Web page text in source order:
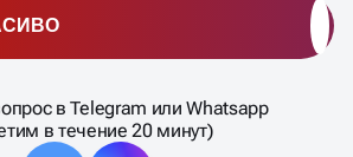
в Telegram или Whatsapp
в течение 20 минут)